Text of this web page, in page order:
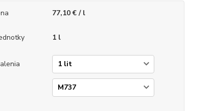
77,10 € / l
1 l